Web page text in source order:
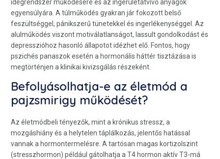
idegrendszer működésére és az ingerületátvivő anyagok
egyensúlyára. A túlműködés gyakran jár fokozott belső
feszültséggel, pánikszerű tünetekkel és ingerlékenységgel. Az
alulműködés viszont motiválatlanságot, lassult gondolkodást és
depresszióhoz hasonló állapotot idézhet elő. Fontos, hogy
pszichés panaszok esetén a hormonális háttér tisztázása is
megtörténjen a klinikai kivizsgálás részeként.
Befolyásolhatja-e az életmód a
pajzsmirigy működését?
Az életmódbeli tényezők, mint a krónikus stressz, a
mozgáshiány és a helytelen táplálkozás, jelentős hatással
vannak a hormontermelésre. A tartósan magas kortizolszint
(stresszhormon) például gátolhatja a T4 hormon aktív T3-má